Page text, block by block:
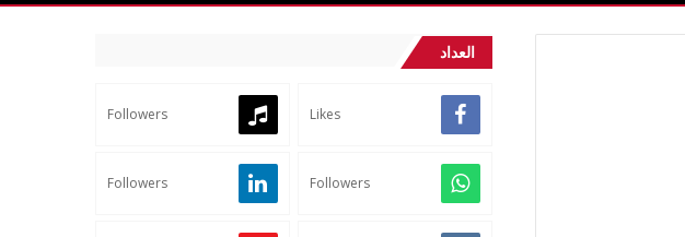
العداد
Likes
Followers
Followers
Followers